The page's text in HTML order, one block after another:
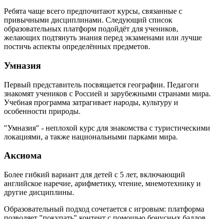
Ребята чаще всего предпочитают курсы, связанные с
привычными дисциплинами. Следующий список
образовательных платформ подойдёт для учеников,
желающих подтянуть знания перед экзаменами или лучше
постичь аспекты определённых предметов.
Умназия
Первый представитель посвящается географии. Педагоги
знакомят учеников с Россией и зарубежными странами мира.
Учебная программа затрагивает народы, культуру и
особенности природы.
"Умназия" - неплохой курс для знакомства с туристическими
локациями, а также национальными парками мира.
Аксиома
Более гибкий вариант для детей с 5 лет, включающий
английское наречие, арифметику, чтение, мнемотехнику и
другие дисциплины.
Образовательный подход сочетается с игровым: платформа